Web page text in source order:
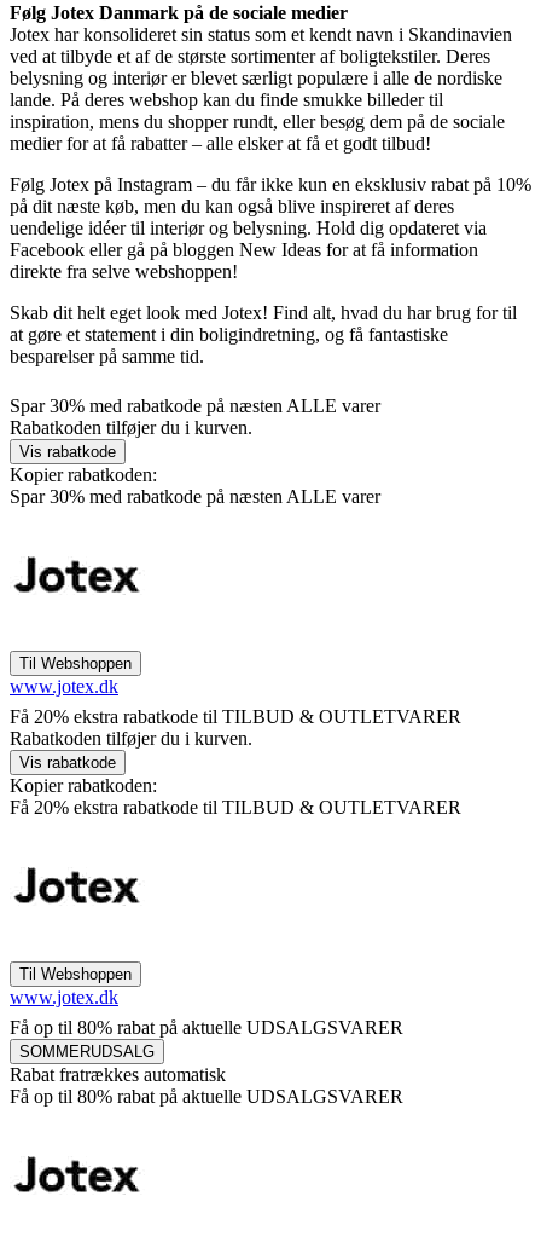
Følg Jotex Danmark på de sociale medier
Jotex har konsolideret sin status som et kendt navn i Skandinavien
ved at tilbyde et af de største sortimenter af boligtekstiler. Deres
belysning og interiør er blevet særligt populære i alle de nordiske
lande. På deres webshop kan du finde smukke billeder til
inspiration, mens du shopper rundt, eller besøg dem på de sociale
medier for at få rabatter – alle elsker at få et godt tilbud!
Følg Jotex på Instagram – du får ikke kun en eksklusiv rabat på 10%
på dit næste køb, men du kan også blive inspireret af deres
uendelige idéer til interiør og belysning. Hold dig opdateret via
Facebook eller gå på bloggen New Ideas for at få information
direkte fra selve webshoppen!
Skab dit helt eget look med Jotex! Find alt, hvad du har brug for til
at gøre et statement i din boligindretning, og få fantastiske
besparelser på samme tid.
Spar 30% med rabatkode på næsten ALLE varer
Rabatkoden tilføjer du i kurven.
Kopier rabatkoden:
Spar 30% med rabatkode på næsten ALLE varer
www.jotex.dk
Få 20% ekstra rabatkode til TILBUD & OUTLETVARER
Rabatkoden tilføjer du i kurven.
Kopier rabatkoden:
Få 20% ekstra rabatkode til TILBUD & OUTLETVARER
www.jotex.dk
Få op til 80% rabat på aktuelle UDSALGSVARER
Rabat fratrækkes automatisk
Få op til 80% rabat på aktuelle UDSALGSVARER